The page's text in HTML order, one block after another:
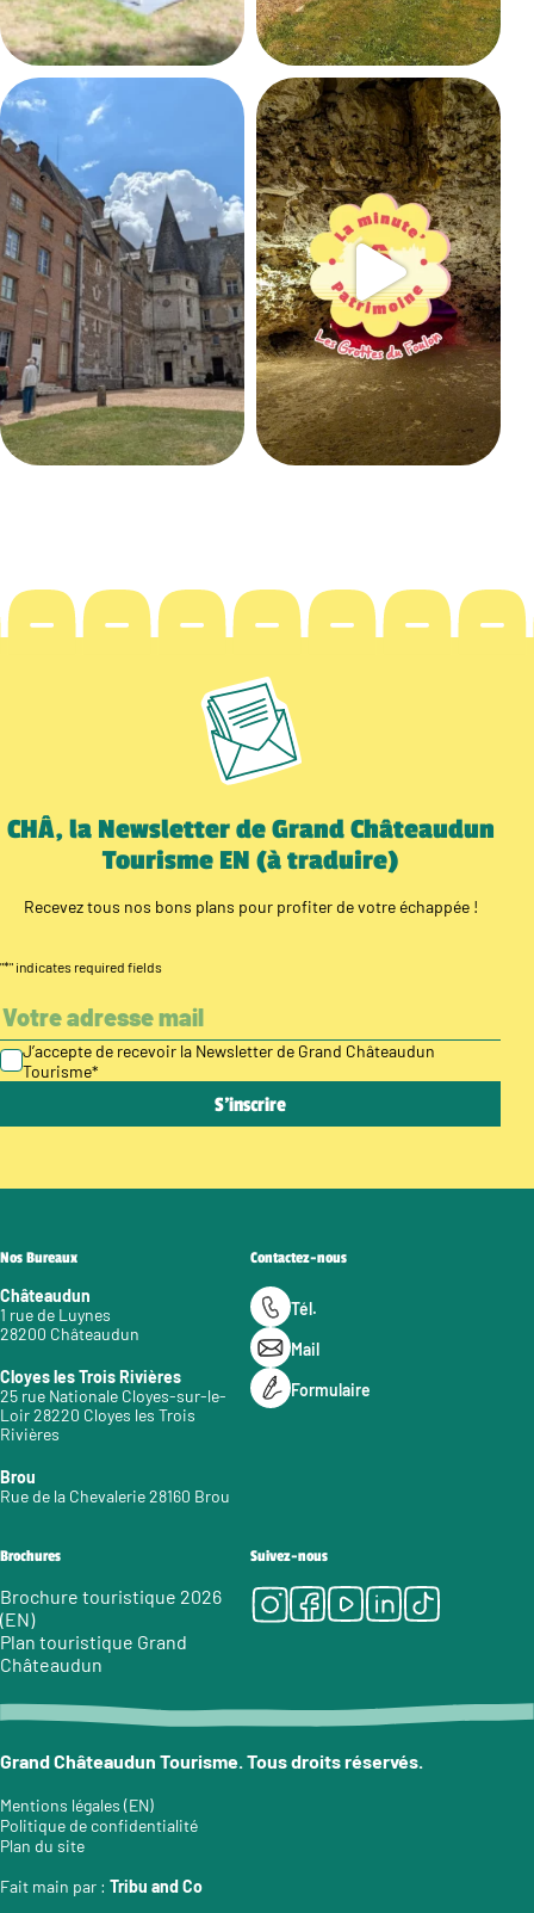
CHÂ, la Newsletter de Grand Châteaudun
Tourisme EN (à traduire)
Recevez tous nos bons plans pour profiter de votre échappée !
"*" indicates required fields
J’accepte de recevoir la Newsletter de Grand Châteaudun
Tourisme*
Nos Bureaux
Châteaudun
1 rue de Luynes
28200 Châteaudun
Cloyes les Trois Rivières
25 rue Nationale Cloyes-sur-le-
Loir 28220 Cloyes les Trois
Rivières
Brou
Rue de la Chevalerie 28160 Brou
Contactez-nous
Tél.
Mail
Formulaire
Brochures
Brochure touristique 2026
(EN)
Plan touristique Grand
Châteaudun
Suivez-nous
Instagram
Facebook
Youtube
LinkedIn
Tiktok
Grand Châteaudun Tourisme. Tous droits réservés.
Mentions légales (EN)
Politique de confidentialité
Plan du site
Fait main par : Tribu and Co